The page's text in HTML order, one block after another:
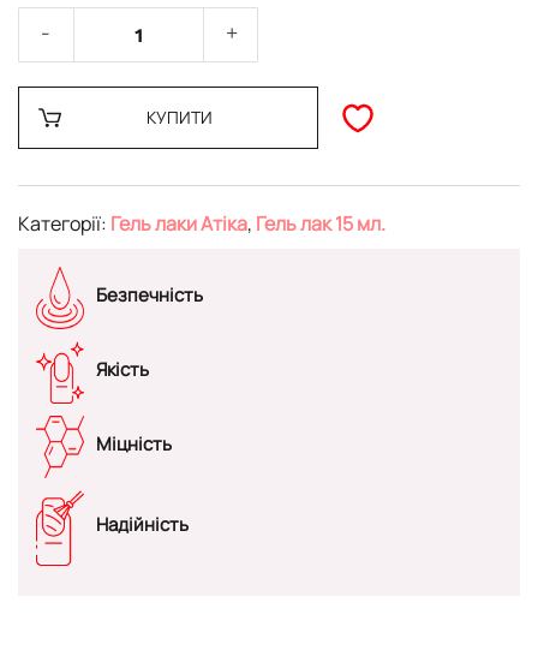
КУПИТИ
Категорії: Гель лаки Атіка, Гель лак 15 мл.
Безпечність
Якість
Міцність
Надійність